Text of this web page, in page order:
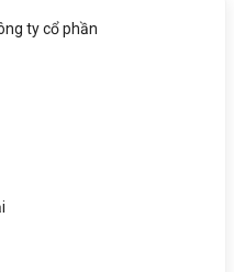
ty cổ phần